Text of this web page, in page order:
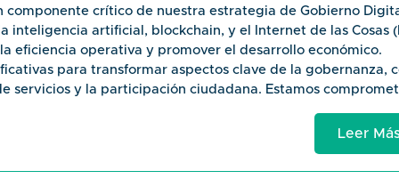
tecnología y formación a comunidades
de la accesibilidad digital.
en la Era Digital" - aborda cómo crear servicios digitales
componente crítico de nuestra estrategia de Gobierno
inteligencia artificial, blockchain, y el Internet de las Cosas
eficiencia operativa y promover el desarrollo económico.
para transformar aspectos clave de la gobernanza,
servicios y la participación ciudadana. Estamos
como la inteligencia artificial, blockchain y el
públicos, la eficiencia operativa y la innovación en la
Leer